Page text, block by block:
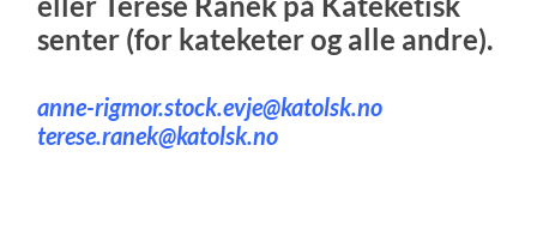
senter (for kateketer og alle andre).
anne-rigmor.stock.evje@katolsk.no
terese.ranek@katolsk.no